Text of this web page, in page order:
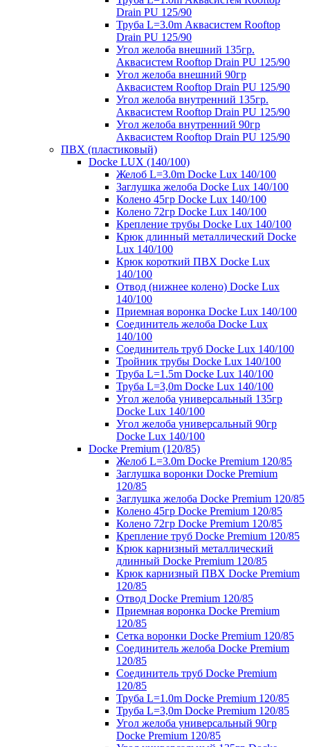
Drain PU 125/90
Труба L=3.0m Аквасистем Rooftop
Drain PU 125/90
Угол желоба внешний 135гр.
Аквасистем Rooftop Drain PU 125/90
Угол желоба внешний 90гр
Аквасистем Rooftop Drain PU 125/90
Угол желоба внутренний 135гр.
Аквасистем Rooftop Drain PU 125/90
Угол желоба внутренний 90гр
Аквасистем Rooftop Drain PU 125/90
ПВХ (пластиковый)
Docke LUX (140/100)
Желоб L=3.0m Docke Lux 140/100
Заглушка желоба Docke Lux 140/100
Колено 45гр Docke Lux 140/100
Колено 72гр Docke Lux 140/100
Крепление трубы Docke Lux 140/100
Крюк длинный металлический Docke
Lux 140/100
Крюк короткий ПВХ Docke Lux
140/100
Отвод (нижнее колено) Docke Lux
140/100
Приемная воронка Docke Lux 140/100
Соединитель желоба Docke Lux
140/100
Соединитель труб Docke Lux 140/100
Тройник трубы Docke Lux 140/100
Труба L=1.5m Docke Lux 140/100
Труба L=3,0m Docke Lux 140/100
Угол желоба универсальный 135гр
Docke Lux 140/100
Угол желоба универсальный 90гр
Docke Lux 140/100
Docke Premium (120/85)
Желоб L=3.0m Docke Premium 120/85
Заглушка воронки Docke Premium
120/85
Заглушка желоба Docke Premium 120/85
Колено 45гр Docke Premium 120/85
Колено 72гр Docke Premium 120/85
Крепление труб Docke Premium 120/85
Крюк карнизный металлический
длинный Docke Premium 120/85
Крюк карнизный ПВХ Docke Premium
120/85
Отвод Docke Premium 120/85
Приемная воронка Docke Premium
120/85
Сетка воронки Docke Premium 120/85
Соединитель желоба Docke Premium
120/85
Соединитель труб Docke Premium
120/85
Труба L=1.0m Docke Premium 120/85
Труба L=3,0m Docke Premium 120/85
Угол желоба универсальный 90гр
Docke Premium 120/85